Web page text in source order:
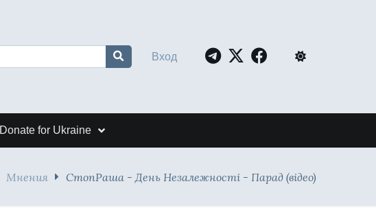
Вход
Donate for Ukraine
Мнения СтопРаша - День Незалежності - Парад (відео)